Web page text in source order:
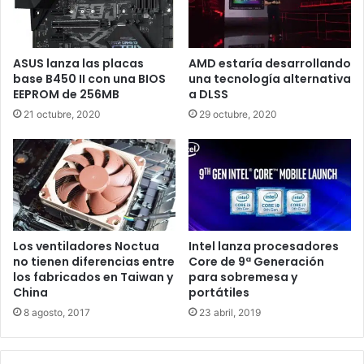
Meltdown.
Desde que estas vulnerabilidades han saltado a la
palestra, se han encontrado nuevas variantes de estas
vulnerabilidades como son: Spectre Variant 1.1 y 1.2,
de manera remota. Los Coffee Lake Refresh de Intel ya
cuentan con protección por hardware para gran parte de
estas vulnerabilidades, algunas se corrigen o se reducen
mediante microcódigo o diferentes parches de software.
La solución del MIT solucionaría completamente los
problemas.
La investigación se ha centrado en la tecnología de
asignación de caché (CAT) de Intel, que se incorporó en
que no es lo suficientemente buena como para corregir
ASUS lanza las placas
base B450 II con una BIOS
EEPROM de 256MB
21 octubre, 2020
AMD estaría desarrollando
una tecnología alternativa
a DLSS
29 octubre, 2020
Los ventiladores Noctua
no tienen diferencias entre
los fabricados en Taiwan y
China
8 agosto, 2017
Intel lanza procesadores
Core de 9ª Generación
para sobremesa y
portátiles
23 abril, 2019